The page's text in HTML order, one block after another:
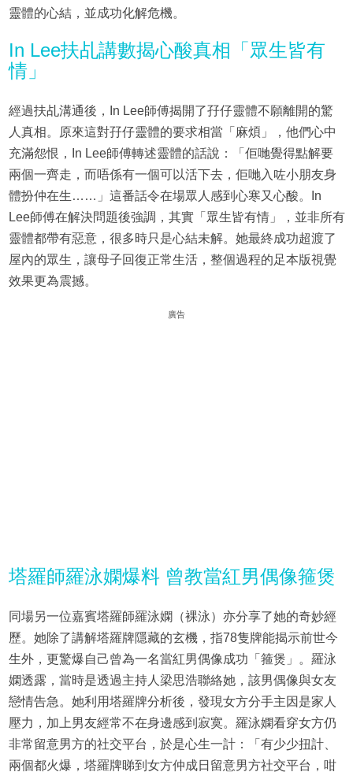
靈體的心結，並成功化解危機。
In Lee扶乩講數揭心酸真相「眾生皆有
情」
經過扶乩溝通後，In Lee師傅揭開了孖仔靈體不願離開的驚
人真相。原來這對孖仔靈體的要求相當「麻煩」，他們心中
充滿怨恨，In Lee師傅轉述靈體的話說：「佢哋覺得點解要
兩個一齊走，而唔係有一個可以活下去，佢哋入咗小朋友身
體扮仲在生……」這番話令在場眾人感到心寒又心酸。In
Lee師傅在解決問題後強調，其實「眾生皆有情」，並非所有
靈體都帶有惡意，很多時只是心結未解。她最終成功超渡了
屋內的眾生，讓母子回復正常生活，整個過程的足本版視覺
效果更為震撼。
廣告
塔羅師羅泳嫻爆料 曾教當紅男偶像箍煲
同場另一位嘉賓塔羅師羅泳嫻（裸泳）亦分享了她的奇妙經
歷。她除了講解塔羅牌隱藏的玄機，指78隻牌能揭示前世今
生外，更驚爆自己曾為一名當紅男偶像成功「箍煲」。羅泳
嫻透露，當時是透過主持人梁思浩聯絡她，該男偶像與女友
戀情告急。她利用塔羅牌分析後，發現女方分手主因是家人
壓力，加上男友經常不在身邊感到寂寞。羅泳嫻看穿女方仍
非常留意男方的社交平台，於是心生一計：「有少少扭計、
兩個都火爆，塔羅牌睇到女方仲成日留意男方社交平台，咁